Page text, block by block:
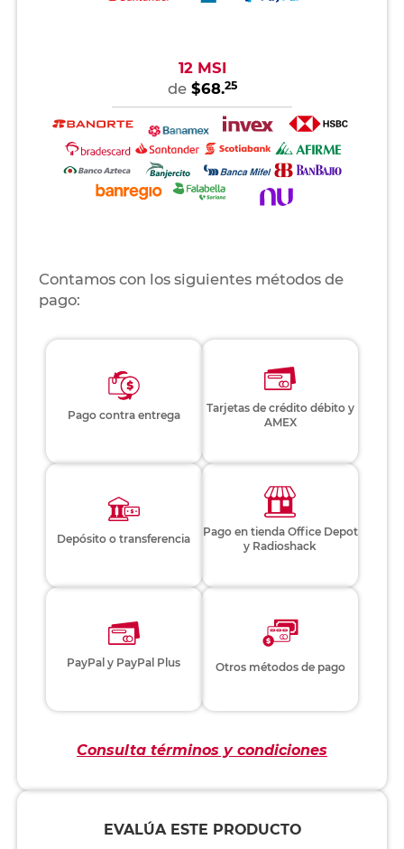
12 MSI
de $68.25
Contamos con los siguientes métodos de
pago:
Pago contra entrega
Tarjetas de crédito débito y
AMEX
Depósito o transferencia
Pago en tienda Office Depot
y Radioshack
PayPal y PayPal Plus Otros métodos de pago
Consulta términos y condiciones
EVALÚA ESTE PRODUCTO